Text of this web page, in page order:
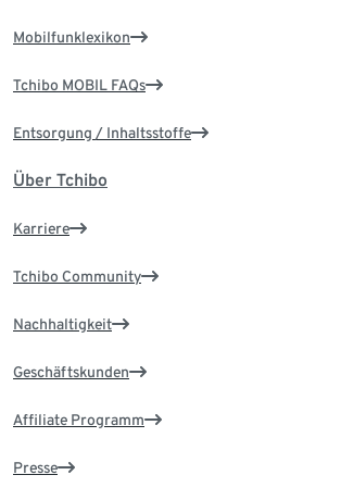
Mobilfunklexikon
Tchibo MOBIL FAQs
Entsorgung / Inhaltsstoffe
Über Tchibo
Karriere
Tchibo Community
Nachhaltigkeit
Geschäftskunden
Affiliate Programm
Presse